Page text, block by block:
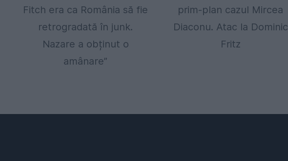
Fitch era ca România să fie
retrogradată în junk.
Nazare a obținut o
amânare”
prim-plan cazul Mircea
Diaconu. Atac la Dominic
Fritz